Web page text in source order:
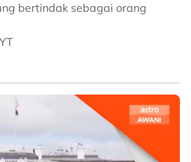
bertindak sebagai orang